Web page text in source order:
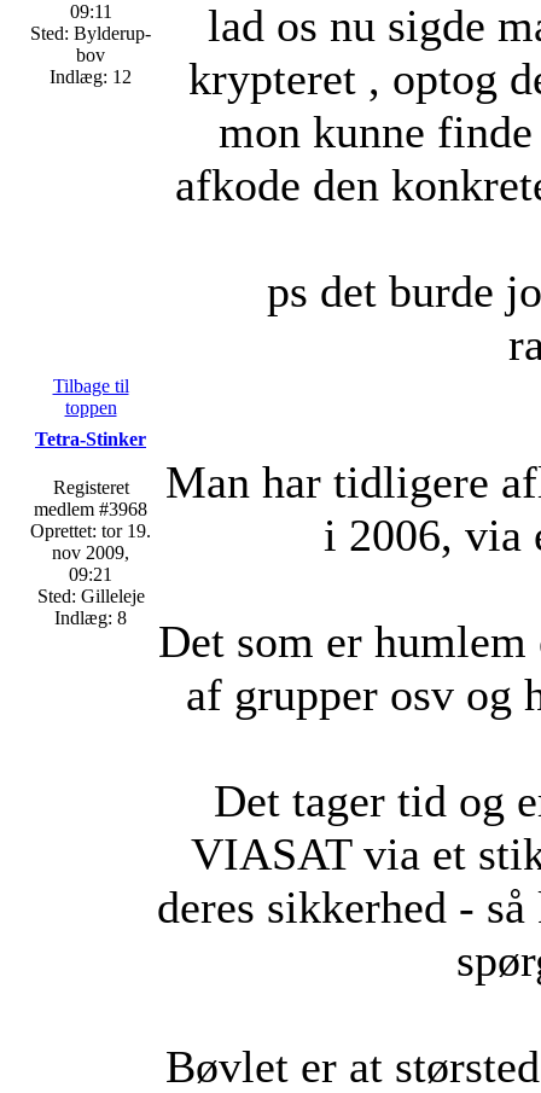
09:11
Sted: Bylderup-
bov
Indlæg: 12
lad os nu sigde
krypteret , optog
mon kunne
afkode den
ps det burde
Tilbage til
toppen
Tetra-Stinker
Registeret
medlem #3968
Oprettet: tor 19.
nov 2009,
09:21
Sted: Gilleleje
Indlæg: 8
Man har tidligere
i 2006, via
Det som er
af grupper osv og
Det tager tid og
VIASAT via et
deres sikkerhed -
Bøvlet er at